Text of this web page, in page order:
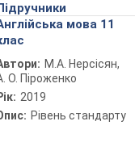
мова 11
М.А. Нерсісян,
О. Піроженко
2019
Рівень стандарту